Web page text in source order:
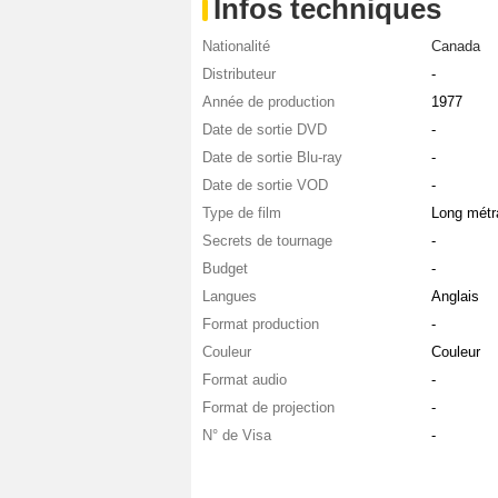
Infos techniques
Nationalité
Canada
Distributeur
-
Année de production
1977
Date de sortie DVD
-
Date de sortie Blu-ray
-
Date de sortie VOD
-
Type de film
Long
Secrets de tournage
-
Budget
-
Langues
Anglais
Format production
-
Couleur
Couleur
Format audio
-
Format de projection
-
N° de Visa
-